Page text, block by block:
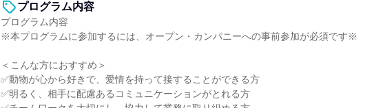
プログラム内容
プログラム内容
※本プログラムに参加するには、オープン・カンパニーへの事前参加が必須です※
＜こんな方におすすめ＞
✅動物が心から好きで、愛情を持って接することができる方
✅明るく、相手に配慮あるコミュニケーションがとれる方